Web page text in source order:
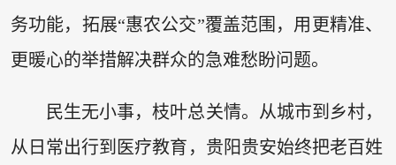
务功能，拓展“惠农公交”覆盖范围，用更精准、
更暖心的举措解决群众的急难愁盼问题。
民生无小事，枝叶总关情。从城市到乡村，
从日常出行到医疗教育，贵阳贵安始终把老百姓